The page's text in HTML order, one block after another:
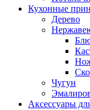
Кухонные
Дерево
Чугун
Аксессуары